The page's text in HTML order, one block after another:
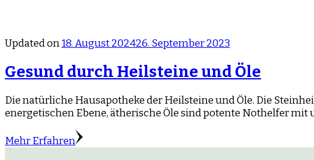
Updated on18. August 202426. September 2023
Gesund durch Heilsteine und Öle
Die natürliche Hausapotheke der Heilsteine und Öle. Die
energetischen Ebene, ätherische Öle sind potente Nothelfer
Mehr Erfahren